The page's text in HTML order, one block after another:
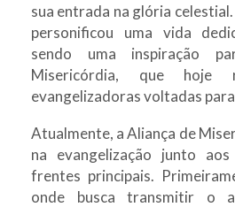
sua entrada na glória
personificou uma vida
sendo uma inspiração
Misericórdia, que hoje
evangelizadoras voltadas
Atualmente, a Aliança de
na evangelização junto
frentes principais.
onde busca transmitir o